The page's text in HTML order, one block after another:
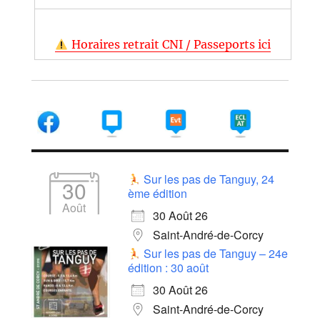
Horaires retrait CNI / Passeports ici
30
Août
Sur les pas de Tanguy, 24
ème édition
30 Août 26
Saint-André-de-Corcy
Sur les pas de Tanguy – 24e
édition : 30 août
30 Août 26
Saint-André-de-Corcy